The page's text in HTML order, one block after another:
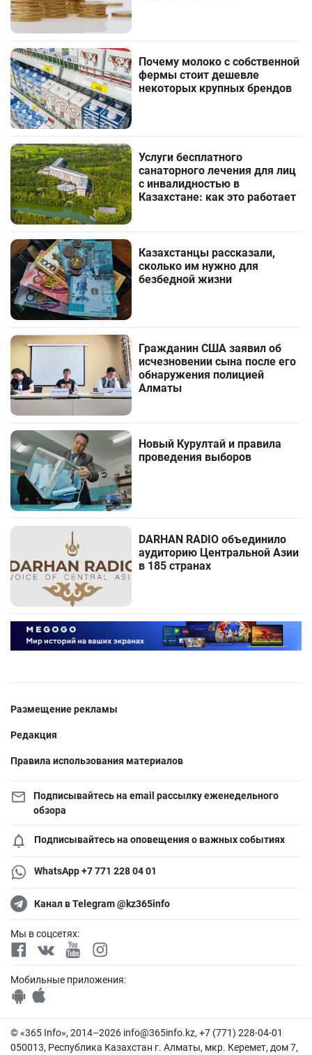
Почему молоко с собственной
фермы стоит дешевле
некоторых крупных брендов
Услуги бесплатного
санаторного лечения для лиц
с инвалидностью в
Казахстане: как это работает
Казахстанцы рассказали,
сколько им нужно для
безбедной жизни
Гражданин США заявил об
исчезновении сына после его
обнаружения полицией
Алматы
Новый Курултай и правила
проведения выборов
DARHAN RADIO объединило
аудиторию Центральной Азии
в 185 странах
Размещение рекламы
Редакция
Правила использования материалов
Подписывайтесь на email рассылку еженедельного
обзора
Подписывайтесь на оповещения о важных событиях
WhatsApp +7 771 228 04 01
Канал в Telegram @kz365info
Мы в соцсетях:
Мобильные приложения:
© «365 Info», 2014–2026 info@365info.kz, +7 (771) 228-04-01
050013, Республика Казахстан г. Алматы, мкр. Керемет, дом 7,